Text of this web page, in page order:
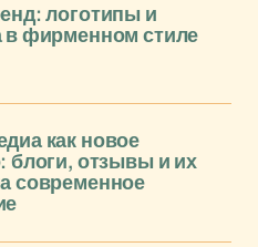
логотипы и
в фирменном стиле
как новое
блоги, отзывы и их
современное